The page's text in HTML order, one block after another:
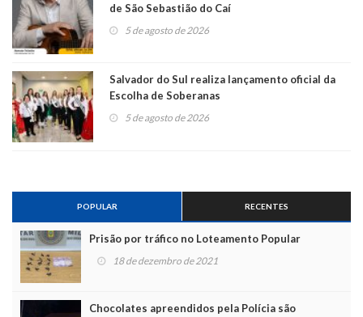
de São Sebastião do Caí
5 de agosto de 2026
Salvador do Sul realiza lançamento oficial da
Escolha de Soberanas
5 de agosto de 2026
POPULAR RECENTES
Prisão por tráfico no Loteamento Popular
18 de dezembro de 2021
Chocolates apreendidos pela Polícia são